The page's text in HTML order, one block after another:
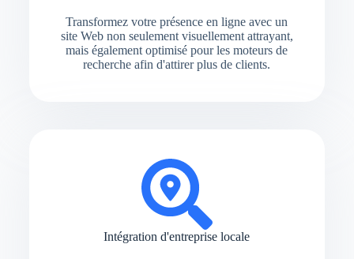
Transformez votre présence en ligne avec un
site Web non seulement visuellement attrayant,
mais également optimisé pour les moteurs de
recherche afin d'attirer plus de clients.
Intégration d'entreprise locale